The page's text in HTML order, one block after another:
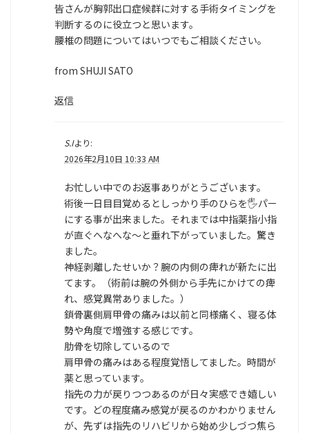
皆さんが胸郭出口症候群に対する手術タイミングを
判断するのに役立つと思います。
腰椎の問題についてはいつでもご相談ください。
from SHUJI SATO
返信
S.Iより:
2026年2月10日 10:33 AM
お忙しい中でのお返事ありがとうございます。
術後一日目目覚めるとしっかり手のひらを🖐️パー
にする事が出来ました。それまでは中指薬指小指
が直ぐへなへな〜と垂れ下がっていました。驚き
ました。
神経剥離したせいか？腕の内側の痺れが新たに出
てます。（術前は腕の外側から手先にかけての痺
れ、感覚異常ありました。）
鎖骨裏側肩甲骨の痛みは以前と同様痛く、寝る体
勢や角度で増強する感じです。
肋骨を切除しているので
肩甲骨の痛みはある程度覚悟してました。時間が
薬と思っています。
指先の力が戻りつつあるのが日々実感でき嬉しい
です。どの程度痛み感覚が戻るのかわかりません
が、先ずは指先のリハビリから始め少しづつ焦ら